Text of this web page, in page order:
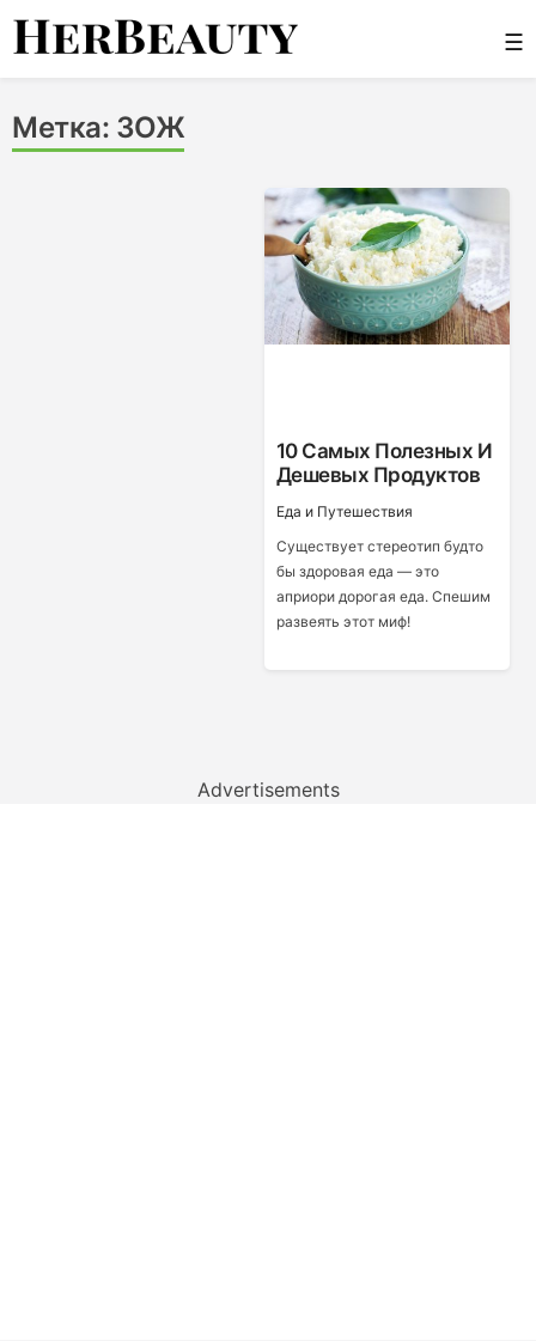
Skip
☰
Метка: ЗОЖ
10 Самых Полезных И
Дешевых Продуктов
Еда и Путешествия
Существует стереотип будто
бы здоровая еда — это
априори дорогая еда. Спешим
развеять этот миф!
Advertisements